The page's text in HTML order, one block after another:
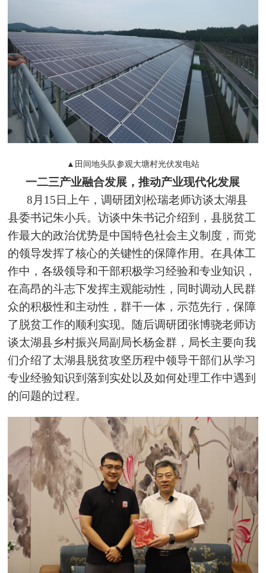
▲田间地头队参观大塘村光伏发电站
一二三产业融合发展，推动产业现代化发展
8月15日上午，调研团刘松瑞老师访谈太湖县
县委书记朱小兵。访谈中朱书记介绍到，县脱贫工
作最大的政治优势是中国特色社会主义制度，而党
的领导发挥了核心的关键性的保障作用。在具体工
作中，各级领导和干部积极学习经验和专业知识，
在高昂的斗志下发挥主观能动性，同时调动人民群
众的积极性和主动性， 群干一体 ，示范先行，保障
了脱贫工作的顺利实现。随后调研团张博骁老师访
谈太湖县乡村振兴局副局长杨金群，局长主要向我
们介绍了太湖县脱贫攻坚历程中领导干部们从学习
专业经验知识到落到实处以及如何处理工作中遇到
的问题的过程。